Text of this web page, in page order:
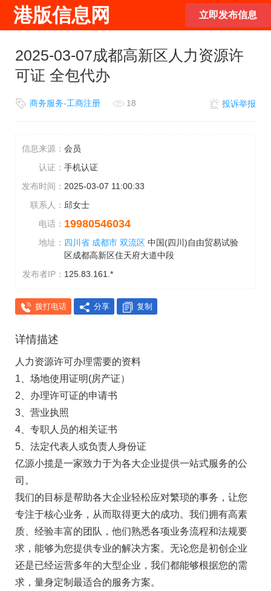
港版信息网 立即发布信息
2025-03-07成都高新区人力资源许
可证 全包代办
投诉举报
商务服务-工商注册 18
信息来源： 会员
认证： 手机认证
发布时间： 2025-03-07 11:00:33
联系人： 邱女士
电话： 19980546034
地址： 四川省 成都市 双流区 中国(四川)自由贸易试验
区成都高新区住天府大道中段
发布者IP： 125.83.161.*
拨打电话 分享 复制
详情描述
人力资源许可办理需要的资料
1、场地使用证明(房产证）
2、办理许可证的申请书
3、营业执照
4、专职人员的相关证书
5、法定代表人或负责人身份证
亿源小揽是一家致力于为各大企业提供一站式服务的公
司。
我们的目标是帮助各大企业轻松应对繁琐的事务，让您
专注于核心业务，从而取得更大的成功。我们拥有高素
质、经验丰富的团队，他们熟悉各项业务流程和法规要
求，能够为您提供专业的解决方案。无论您是初创企业
还是已经运营多年的大型企业，我们都能够根据您的需
求，量身定制最适合的服务方案。